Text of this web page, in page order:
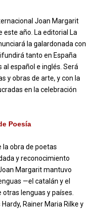
Joan Margarit
este año. La editorial La
la galardonada con
tanto en España
español e inglés. Será
y obras de arte, y con la
en la celebración
Poesía
la obra de poetas
y reconocimiento
Margarit mantuvo
—el catalán y el
lenguas y países.
Rainer Maria Rilke y